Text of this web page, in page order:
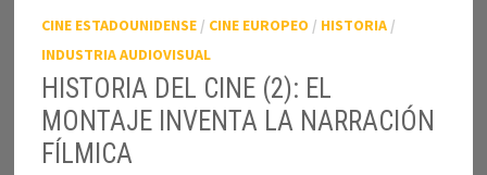
CINE ESTADOUNIDENSE/ CINE EUROPEO / HISTORIA/
INDUSTRIA AUDIOVISUAL
HISTORIA DEL CINE (2): EL
MONTAJE INVENTA LA NARRACIÓN
FÍLMICA